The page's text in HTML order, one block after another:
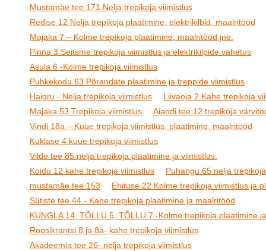
Mustamäe tee 171 Nelja trepikoja viimistlus
Redise 12 Nelja trepikoja plaatimine, elektrikilbid, maalritööd
Majaka 7 – Kolme trepikoja plaatimine, maalritööd jne.
Pinna 3 Seitsme trepikoja viimistlus ja elektrikilpide vahetus
Asula 6 -Kolme trepikoja viimistlus
Puhkekodu 63 Põrandate plaatimine ja treppide viimistlus
Haigru - Nelja trepikoja viimistlus
Liivaoja 2 Kahe trepikoja
Majaka 53 Trepikoja viimistlus
Aiandi tee 12 trepikoja
Vindi 18a – Kuue trepikoja viimistlus, plaatimine, maalritööd
Kuklase 4 kuue trepikoja viimistlus
Vilde tee 85 nelja trepikoja plaatimine ja viimistlus.
Koidu 12 kahe trepikoja viimistlus
Puhangu 65 nelja
mustamäe tee 153
Ehituse 22 Kolme trepikoja viimistlus ja
Sütiste tee 44 - Kahe trepikoja plaatimine ja maalritööd
KUNGLA 14, TÕLLU 5, TÕLLU 7 -Kolme trepikoja plaatimine
Roosikrantsi 8 ja 8a- kahe trepikoja viimistlus
Akadeemia tee 26- nelja trepikoja viimistlus